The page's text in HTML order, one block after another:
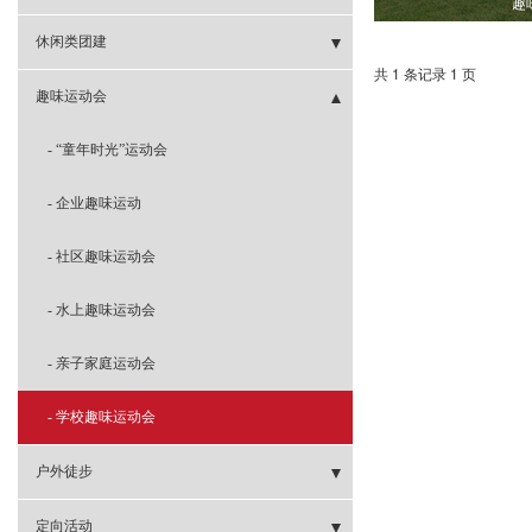
趣
共 1 条记录 1 页
- 冰壶团建
- 攻防箭团建
- 扎筏泅渡
- 三国争霸
- 非洲鼓
- 极速飞车
- 共绘蓝图
- 共筑未来城
- 音乐团建
- 箱鼓团建
- 巨人捕手
- 超级过山车
- 挑战哥德堡
- 剧本团建
- 玩霸江湖
- 新西游团建
- 嗨翻办公室
- 极速追踪
- 国宝密令
休闲类团建
- 密室逃脱
- 别墅轰趴
- 蹦床运动
- 剧本杀
- 真人CS野战
- 亲子课堂
趣味运动会
- “童年时光”运动会
- 企业趣味运动
- 社区趣味运动会
- 水上趣味运动会
- 亲子家庭运动会
- 学校趣味运动会
户外徒步
- 天柱山徒步
定向活动